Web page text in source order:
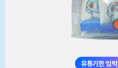
유통기한 임박